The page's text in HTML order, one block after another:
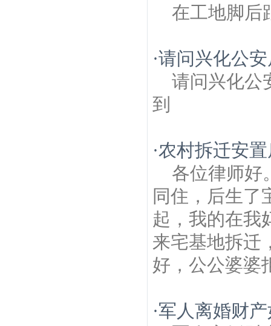
在工地脚后
·请问兴化公
请问兴化公
到
·农村拆迁安
各位律师好
同住，后生了
起，我的在我
来宅基地拆迁
好，公公婆婆
·军人离婚财